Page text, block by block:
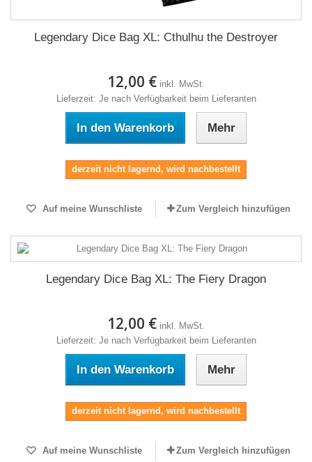
Legendary Dice Bag XL: Cthulhu the Destroyer
12,00 € inkl. MwSt.
Lieferzeit: Je nach Verfügbarkeit beim Lieferanten
In den Warenkorb Mehr
derzeit nicht lagernd, wird nachbestellt
Auf meine Wunschliste Zum Vergleich hinzufügen
Legendary Dice Bag XL: The Fiery Dragon
12,00 € inkl. MwSt.
Lieferzeit: Je nach Verfügbarkeit beim Lieferanten
In den Warenkorb Mehr
derzeit nicht lagernd, wird nachbestellt
Auf meine Wunschliste Zum Vergleich hinzufügen